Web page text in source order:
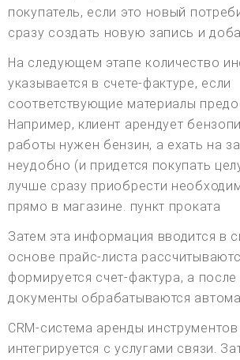
покупатель, если это новый
сразу создать новую запись и
На следующем этапе количество
указывается в счете-фактуре, если
соответствующие материалы
Например, клиент арендует
работы нужен бензин, а ехать на
неудобно (и придется покупать
лучше сразу приобрести
прямо в магазине. пункт проката
Затем эта информация вводится в
основе прайс-листа
формируется счет-фактура, а
документы обрабатываются
CRM-система аренды инструментов
интегрируется с услугами связи.